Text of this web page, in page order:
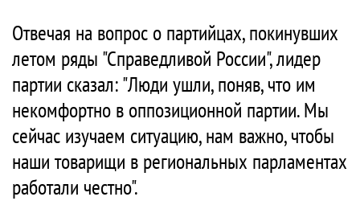
Отвечая на вопрос о партийцах, покинувших
летом ряды "Справедливой России", лидер
партии сказал: "Люди ушли, поняв, что им
некомфортно в оппозиционной партии. Мы
сейчас изучаем ситуацию, нам важно, чтобы
наши товарищи в региональных парламентах
работали честно".